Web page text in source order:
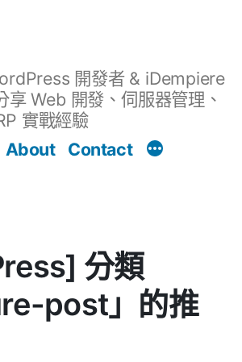
開發者 & iDempiere
Web 開發、伺服器管理、
實戰經驗
About Contact
分類
post」的推